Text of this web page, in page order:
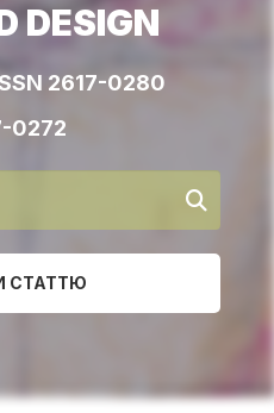
DESIGN
2617-0280
0272
СТАТТЮ